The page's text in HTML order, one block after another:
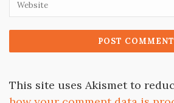
This site uses Akismet to